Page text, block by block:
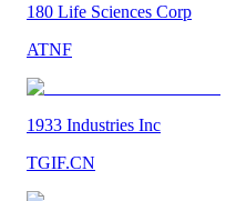
180 Life Sciences Corp
ATNF
1933 Industries Inc
TGIF.CN